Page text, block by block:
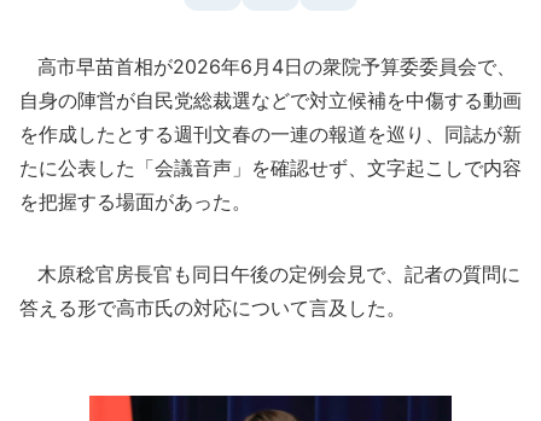
高市早苗首相が2026年6月4日の衆院予算委委員会で、
自身の陣営が自民党総裁選などで対立候補を中傷する動画
を作成したとする週刊文春の一連の報道を巡り、同誌が新
たに公表した「会議音声」を確認せず、文字起こしで内容
を把握する場面があった。
木原稔官房長官も同日午後の定例会見で、記者の質問に
答える形で高市氏の対応について言及した。